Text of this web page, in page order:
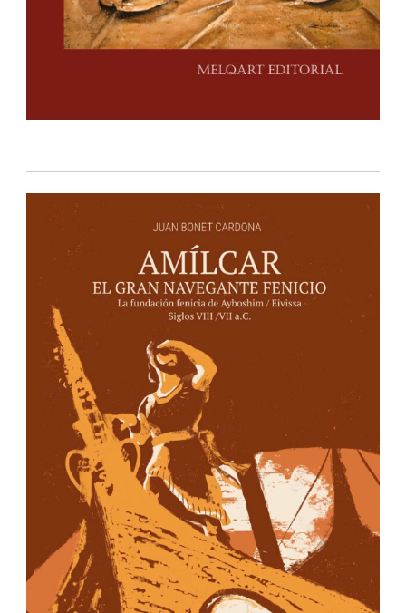
IBIZA EDITIONS
Apartado de correos nº40
Ibiza – Islas Baleares
07800 España
info@ibizaeditions.com
illes@illes.cat